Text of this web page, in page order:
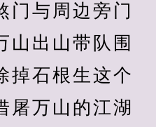
门与周边旁门
山出山带队围
掉石根生这个
屠万山的江湖